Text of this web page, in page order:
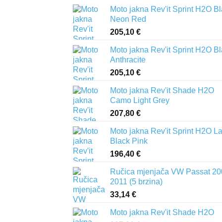
Moto jakna Rev'it Sprint H2O
Neon Red
205,10 €
Moto jakna Rev'it Sprint H2O
Anthracite
205,10 €
Moto jakna Rev'it Shade H2O
Camo Light Grey
207,80 €
Moto jakna Rev'it Sprint H2O
Black Pink
196,40 €
Ručica mjenjača VW Passat
2011 (5 brzina)
33,14 €
Moto jakna Rev'it Shade H2O